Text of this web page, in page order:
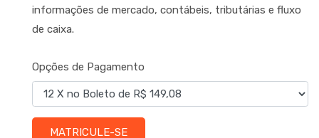
informações de mercado, contábeis, tributárias e fluxo
de caixa.
Opções de Pagamento
MATRICULE-SE